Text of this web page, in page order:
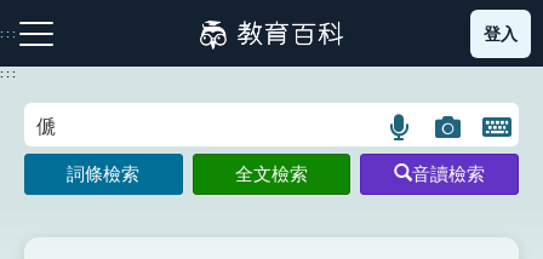
到
主
:::
注音索引圖示 筆畫索引圖示 部首索引表圖示
登入
:::
語
言
搜
圖
片
搜
開
鍵
圖
詞條檢索 全文檢索 音讀檢索